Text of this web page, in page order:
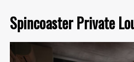
Spincoaster Private